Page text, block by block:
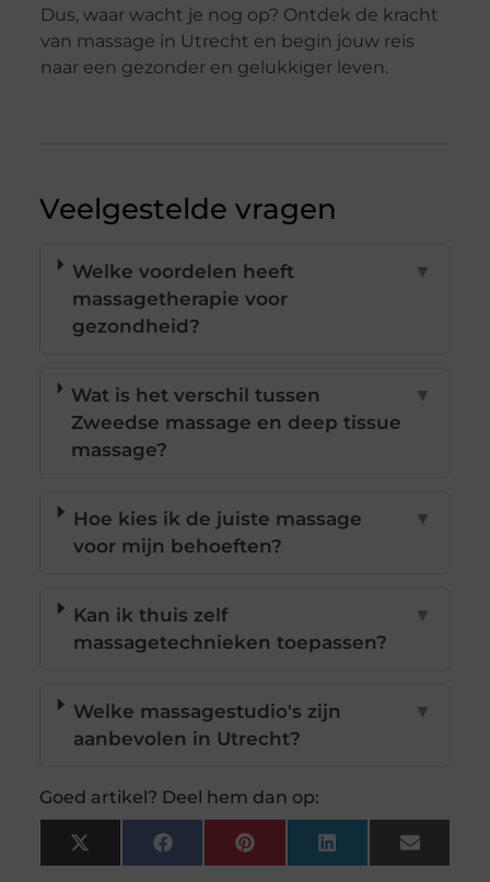
Dus, waar wacht je nog op? Ontdek de kracht
van massage in Utrecht en begin jouw reis
naar een gezonder en gelukkiger leven.
Veelgestelde vragen
Welke voordelen heeft
massagetherapie voor
gezondheid?
▼
Wat is het verschil tussen
Zweedse massage en deep tissue
massage?
▼
Hoe kies ik de juiste massage
voor mijn behoeften?
▼
Kan ik thuis zelf
massagetechnieken toepassen?
▼
Welke massagestudio's zijn
aanbevolen in Utrecht?
▼
Goed artikel? Deel hem dan op:
X
(Twitter)
FacebookPinterestLinkedInEmail